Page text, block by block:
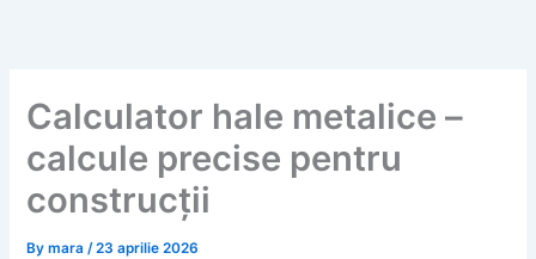
Calculator hale metalice –
calcule precise pentru
construcții
Bymara/23 aprilie 2026